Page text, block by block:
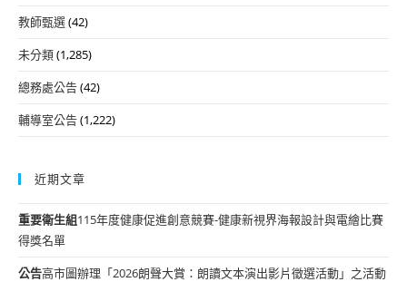
教師甄選(42)
未分類(1,285)
總務處公告(42)
輔導室公告(1,222)
近期文章
重要衛生組115年度健康促進創意競賽-健康新視界海報設計與電繪比賽
得獎名單
公告高市圖辦理「2026朗聲大賞：朗讀文本演出影片徵選活動」之活動